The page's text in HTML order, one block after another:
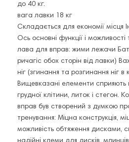
до 40 кг.
вага лавки 18 кг
Складається для економії місця
Ось основні функції і можливості
лава для вправ: жими лежачи
ричагіс обох сторін від лавки)
ніг (згинання та розгинання ніг в
Вищевказані елементи сприяють
грудної клітини, литок і стегон.
вправ був створений з думкою
тренування: Міцна конструкція,
можливість обтяження дисками,